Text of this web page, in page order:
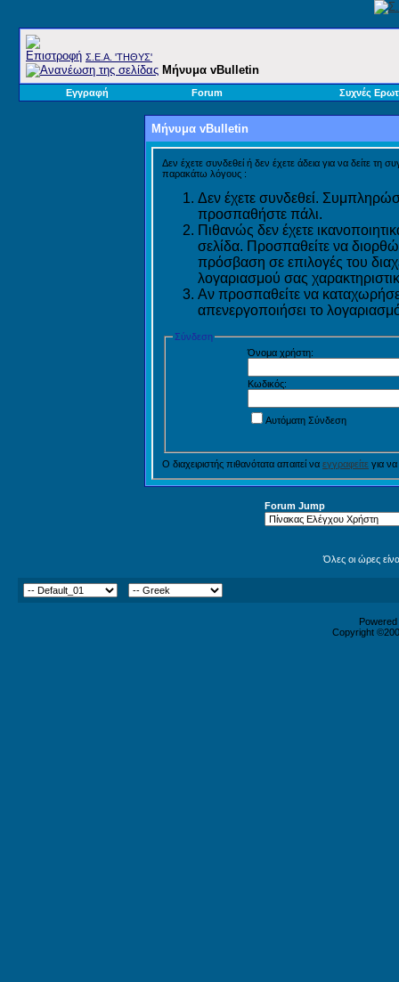
Σ.E.A. 'ΤΗΘΥΣ'
Μήνυμα vBulletin
Εγγραφή Forum Συχνές
Μήνυμα vBulletin
Δεν έχετε συνδεθεί ή δεν έχετε άδεια για να δείτε τη
παρακάτω λόγους :
Δεν έχετε συνδεθεί.
προσπαθήστε πάλι.
Πιθανώς δεν έχετε
σελίδα. Προσπαθείτε να
πρόσβαση σε επιλογές του
λογαριασμού σας
Αν προσπαθείτε να
απενεργοποιήσει το
Σύνδεση
Όνομα χρήστη:
Κωδικός:
Αυτόματη Σύνδεση
Ο διαχειριστής πιθανότατα απαιτεί να εγγραφείτε για
Forum Jump
Όλες οι ώρες
Copyright